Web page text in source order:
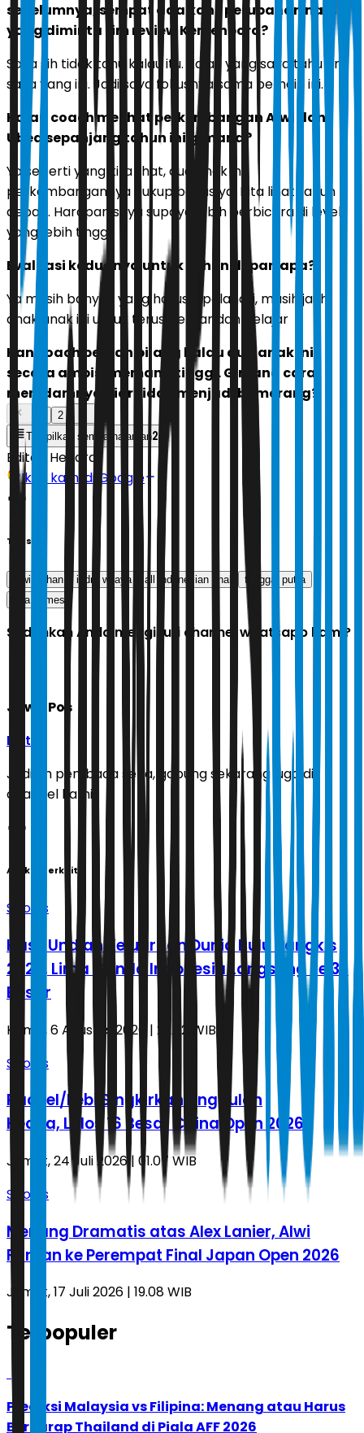
sebelumnya, sempat ada kans perubahan nama
yang diminta tim review Kemenpora?
Saya sih tidak tahu kalau itu. Kalau yang saya tahu tim
saya yang ini. Jadi saya fokusnya sama pemain ini.
Kalau coach melihat perkembangan Alwi dan
Ubed sepanjang tahun ini gimana?
Ya seperti yang kita lihat, dua anak ini
perkembangannya cukup bagus ya. Kita lihat tahun
depan. Harapan saya supaya lebih berbicara di level
yang lebih tinggi.
Evaluasi keduanya untuk tahun depan apa?
Ya masih banyak yang harus dipelahari, masih jauh
anak anak ini untuk terus belajar dan belajar
Kan coach pernah bilang kalau dua anak ini
secara ambisi memang tinggi. Gimana cara
meredamnya biar tidak menjadi bumerang?
2
Tampilkan semua halaman2
Editor: Hendra
Ikuti kami di Google
Tags
alwi farhan indra wijaya all indonesian final
tunggal putra
sea games
Sudahkah Anda mengikuti channel whatsapp kami?
Jawa Pos
Ikuti
Jadilah pembaca setia, gabung sekarang juga di
channel kami!
Artikel Terkait
Sports
Hasil Undian Kejuaraan Dunia Bulu Tangkis
2026, Lima Ganda Indonesia Langsung ke 32
Besar
Kamis, 6 Agustus 2026 | 22.22 WIB
Sports
Rachel/Febi Singkirkan Unggulan
Kedua, Lolos 16 Besar China Open 2026
Jumat, 24 Juli 2026 | 01.07 WIB
Sports
Menang Dramatis atas Alex Lanier, Alwi
Farhan ke Perempat Final Japan Open 2026
Jumat, 17 Juli 2026 | 19.08 WIB
Terpopuler
Prediksi Malaysia vs Filipina: Menang atau Harus
Berharap Thailand di Piala AFF 2026